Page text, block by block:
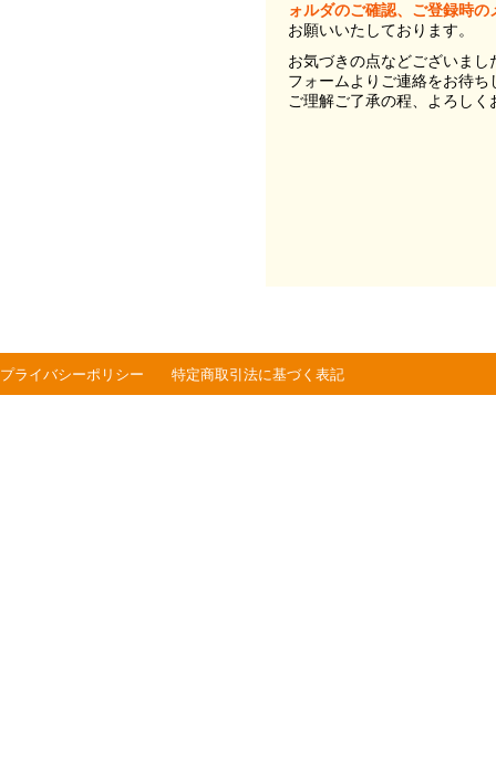
ォルダのご確認、ご登録時
お願いいたしております。
お気づきの点などございま
フォームよりご連絡をお待ち
ご理解ご了承の程、よろし
プライバシーポリシー 特定商取引法に基づく表記